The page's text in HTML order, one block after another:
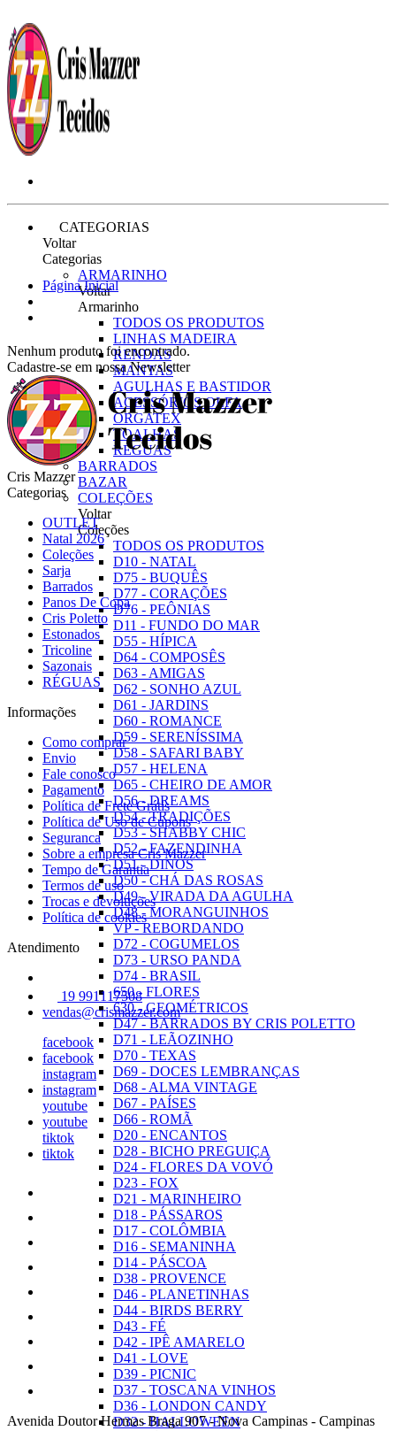
CATEGORIAS
Voltar
Categorias
ARMARINHO
Voltar
Armarinho
TODOS OS PRODUTOS
LINHAS MADEIRA
RENDAS
MANTAS
AGULHAS E BASTIDOR
ACESSÓRIOS OLFA
ORGATEX
TOALHAS
RÉGUAS
BARRADOS
BAZAR
COLEÇÕES
Voltar
Coleções
TODOS OS PRODUTOS
D10 - NATAL
D75 - BUQUÊS
D77 - CORAÇÕES
D76 - PEÔNIAS
D11 - FUNDO DO MAR
D55 - HÍPICA
D64 - COMPOSÊS
D63 - AMIGAS
D62 - SONHO AZUL
D61 - JARDINS
D60 - ROMANCE
D59 - SERENÍSSIMA
D58 - SAFARI BABY
D57 - HELENA
D65 - CHEIRO DE AMOR
D56 - DREAMS
D54 - TRADIÇÕES
D53 - SHABBY CHIC
D52 - FAZENDINHA
D51 - DINOS
D50 - CHÁ DAS ROSAS
D49 - VIRADA DA AGULHA
D48 - MORANGUINHOS
VP - REBORDANDO
D72 - COGUMELOS
D73 - URSO PANDA
D74 - BRASIL
650 - FLORES
630 - GEOMÉTRICOS
D47 - BARRADOS BY CRIS POLETTO
D71 - LEÃOZINHO
D70 - TEXAS
D69 - DOCES LEMBRANÇAS
D68 - ALMA VINTAGE
D67 - PAÍSES
D66 - ROMÃ
D20 - ENCANTOS
D28 - BICHO PREGUIÇA
D24 - FLORES DA VOVÓ
D23 - FOX
D21 - MARINHEIRO
D18 - PÁSSAROS
D17 - COLÔMBIA
D16 - SEMANINHA
D14 - PÁSCOA
D38 - PROVENCE
D46 - PLANETINHAS
D44 - BIRDS BERRY
D43 - FÉ
D42 - IPÊ AMARELO
D41 - LOVE
D39 - PICNIC
D37 - TOSCANA VINHOS
D36 - LONDON CANDY
D32 - HALLOWEEN
Página Inicial
Nenhum produto foi encontrado.
Cadastre-se em nossa Newsletter
Cris Mazzer
Categorias
OUTLET
Natal 2026
Coleções
Sarja
Barrados
Panos De Copa
Cris Poletto
Estonados
Tricoline
Sazonais
RÉGUAS
Informações
Como comprar
Envio
Fale conosco
Pagamento
Política de Frete Grátis
Política de Uso de Cupons
Seguranca
Sobre a empresa Cris Mazzer
Tempo de Garantia
Termos de uso
Trocas e devoluções
Política de cookies
Atendimento
19 991117508
vendas@crismazzer.com
facebook
facebook
instagram
instagram
youtube
youtube
tiktok
tiktok
Avenida Doutor Hermas Braga 907-Nova Campinas - Campinas